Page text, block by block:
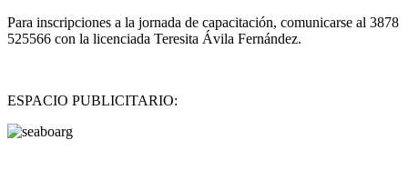
Para inscripciones a la jornada de capacitación, comunicarse al 3878
525566 con la licenciada Teresita Ávila Fernández.
ESPACIO PUBLICITARIO: